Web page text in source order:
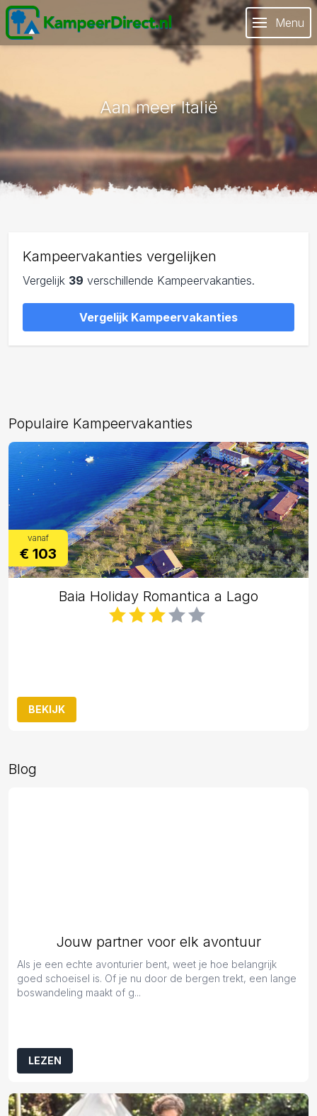
Menu
Aan meer Italië
Kampeervakanties vergelijken
Vergelijk 39 verschillende Kampeervakanties.
Vergelijk Kampeervakanties
Populaire Kampeervakanties
vanaf
€ 103
Baia Holiday Romantica a Lago
BEKIJK
Blog
Jouw partner voor elk avontuur
Als je een echte avonturier bent, weet je hoe belangrijk
goed schoeisel is. Of je nu door de bergen trekt, een lange
boswandeling maakt of g...
LEZEN